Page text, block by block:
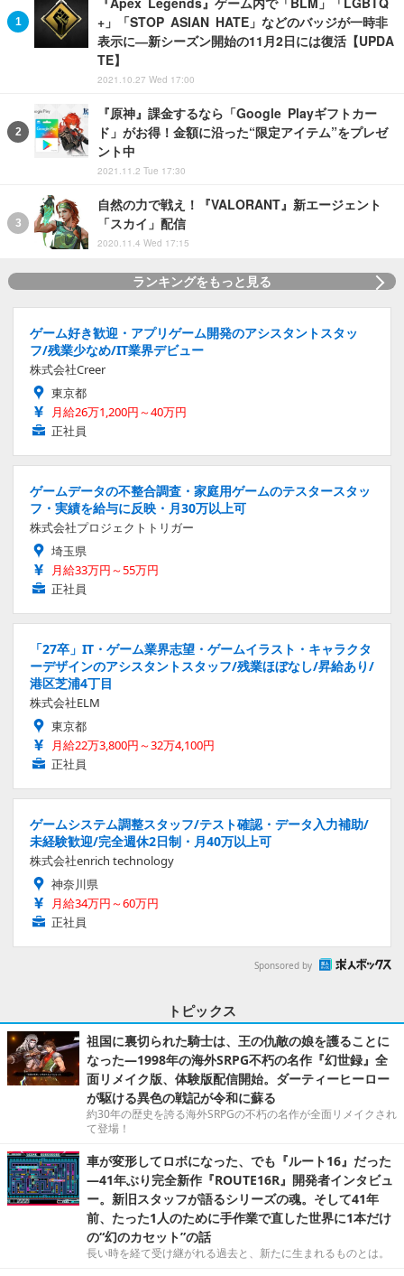
『Apex Legends』ゲーム内で「BLM」「LGBTQ
+」「STOP ASIAN HATE」などのバッジが一時非
表示に―新シーズン開始の11月2日には復活【UPDA
TE】
2021.10.27 Wed 17:00
『原神』課金するなら「Google Playギフトカー
ド」がお得！金額に沿った“限定アイテム”をプレゼ
ント中
2021.11.2 Tue 17:30
自然の力で戦え！『VALORANT』新エージェント
「スカイ」配信
2020.11.4 Wed 17:15
ランキングをもっと見る
ゲーム好き歓迎・アプリゲーム開発のアシスタントスタッ
フ/残業少なめ/IT業界デビュー
株式会社Creer
東京都
月給26万1,200円～40万円
正社員
ゲームデータの不整合調査・家庭用ゲームのテスタースタッ
フ・実績を給与に反映・月30万以上可
株式会社プロジェクトトリガー
埼玉県
月給33万円～55万円
正社員
「27卒」IT・ゲーム業界志望・ゲームイラスト・キャラクタ
ーデザインのアシスタントスタッフ/残業ほぼなし/昇給あり/
港区芝浦4丁目
株式会社ELM
東京都
月給22万3,800円～32万4,100円
正社員
ゲームシステム調整スタッフ/テスト確認・データ入力補助/
未経験歓迎/完全週休2日制・月40万以上可
株式会社enrich technology
神奈川県
月給34万円～60万円
正社員
Sponsored by
トピックス
祖国に裏切られた騎士は、王の仇敵の娘を護ることに
なった―1998年の海外SRPG不朽の名作『幻世録』全
面リメイク版、体験版配信開始。ダーティーヒーロー
が駆ける異色の戦記が令和に蘇る
約30年の歴史を誇る海外SRPGの不朽の名作が全面リメイクされ
て登場！
車が変形してロボになった、でも『ルート16』だった
―41年ぶり完全新作『ROUTE16R』開発者インタビュ
ー。新旧スタッフが語るシリーズの魂。そして41年
前、たった1人のために手作業で直した世界に1本だけ
の“幻のカセット”の話
長い時を経て受け継がれる過去と、新たに生まれるものとは。